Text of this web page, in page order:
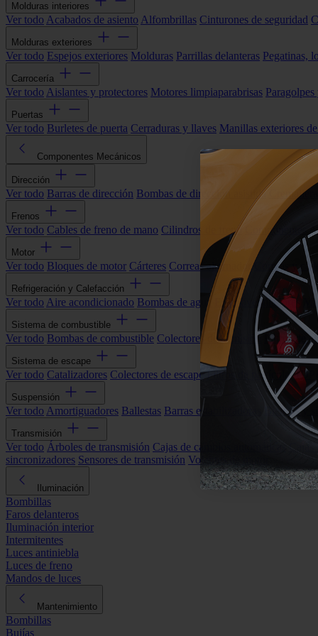
Molduras interiores
Ver todo Acabados de asiento Alfombrillas Cinturones de seguridad
Molduras exteriores
Ver todo Espejos exteriores Molduras Parrillas delanteras Pegatinas,
Carrocería
Ver todo Aislantes y protectores Motores limpiaparabrisas
Puertas
Ver todo Burletes de puerta Cerraduras y llaves Manillas exteriores
Componentes Mecánicos
Dirección
Ver todo Barras de dirección Bombas de dirección asistida
Frenos
Ver todo Cables de freno de mano Cilindros de freno Componentes
Motor
Ver todo Bloques de motor Cárteres Correas alternador Correas y
Refrigeración y Calefacción
Ver todo Aire acondicionado Bombas de agua Electroventiladores
Sistema de combustible
Ver todo Bombas de combustible Colectores de admisión Filtros de
Sistema de escape
Ver todo Catalizadores Colectores de escape Filtros de partículas
Suspensión
Ver todo Amortiguadores Ballestas Barras estabilizadoras Bieletas y
Transmisión
Ver todo Árboles de transmisión Cajas de cambios automáticas
sincronizadores Sensores de transmisión Volantes de motor
Iluminación
Bombillas
Faros delanteros
Iluminación interior
Intermitentes
Luces antiniebla
Luces de freno
Mandos de luces
Mantenimiento
Bombillas
Bujías